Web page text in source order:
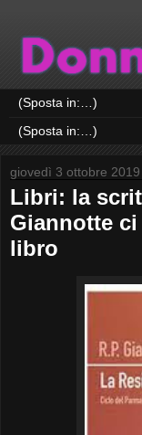
giovedì 3 ottobre 2019
Libri: la
Giannotte
libro